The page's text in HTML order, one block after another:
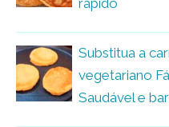
rápido
Substitua a
vegetariano
Saudável e